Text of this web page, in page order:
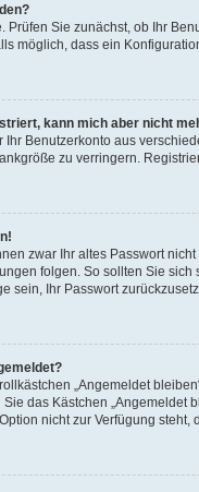
Prüfen Sie zunächst, ob Ihr
möglich, dass ein
kann mich aber nicht
Ihr Benutzerkonto aus
zu verringern.
zwar Ihr altes Passwort
folgen. So sollten Sie sich
sein, Ihr Passwort
„Angemeldet
das Kästchen
nicht zur Verfügung